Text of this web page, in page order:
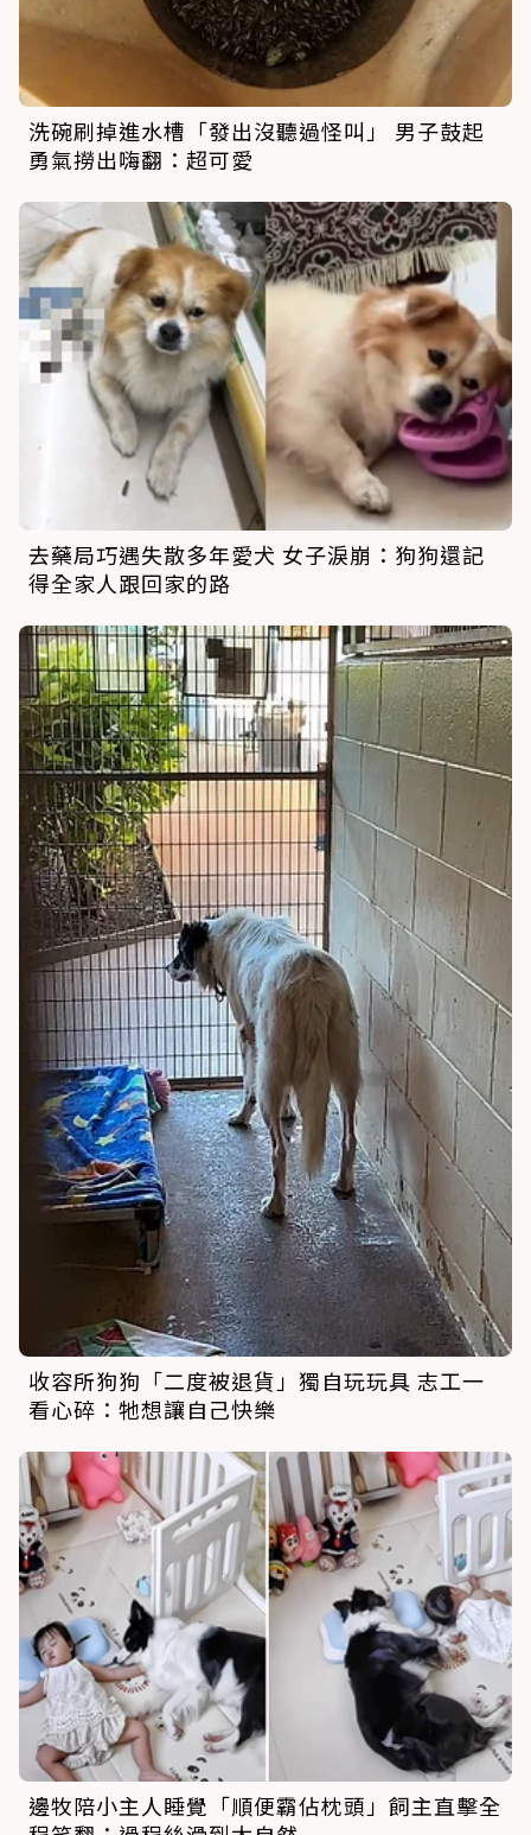
洗碗刷掉進水槽「發出沒聽過怪叫」 男子鼓起
勇氣撈出嗨翻：超可愛
去藥局巧遇失散多年愛犬 女子淚崩：狗狗還記
得全家人跟回家的路
收容所狗狗「二度被退貨」獨自玩玩具 志工一
看心碎：牠想讓自己快樂
邊牧陪小主人睡覺「順便霸佔枕頭」飼主直擊全